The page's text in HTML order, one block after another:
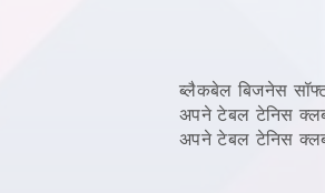
ब्लैकबेल बिजनेस
अपने टेबल टेनिस
अपने टेबल टेनिस